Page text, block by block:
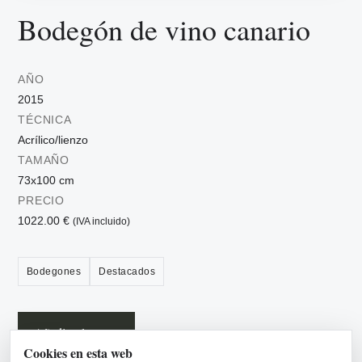
Bodegón de vino canario
AÑO
2015
TÉCNICA
Acrílico/lienzo
TAMAÑO
73x100 cm
PRECIO
1022.00 € (IVA incluido)
Bodegones Destacados
Añadir a la cesta
Cookies en esta web